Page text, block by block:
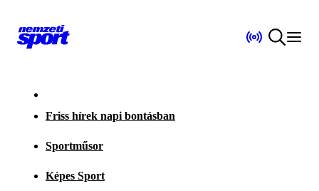
Friss hírek napi bontásban
Sportműsor
Képes Sport